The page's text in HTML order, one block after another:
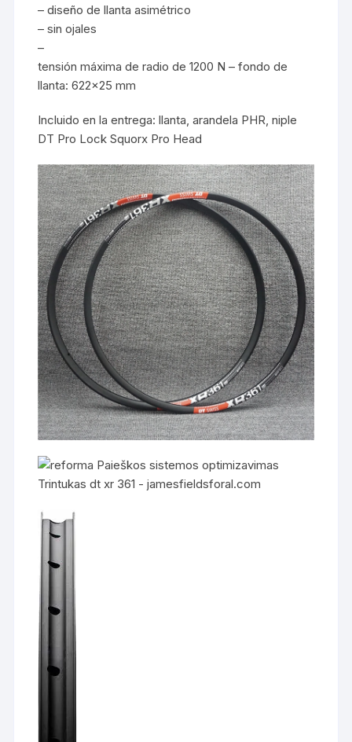
– diseño de llanta asimétrico
– sin ojales
–
tensión máxima de radio de 1200 N – fondo de
llanta: 622×25 mm
Incluido en la entrega: llanta, arandela PHR, niple
DT Pro Lock Squorx Pro Head